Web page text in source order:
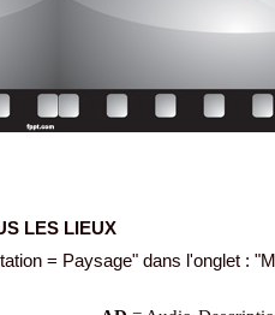
LES LIEUX
= Paysage" dans l'onglet :